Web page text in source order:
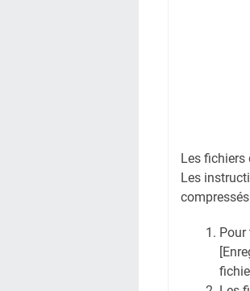
Les fichiers
Les
Pour